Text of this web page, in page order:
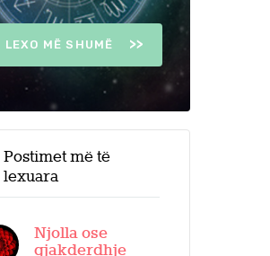
LEXO MË SHUMË
Postimet më të
lexuara
Njolla ose
gjakderdhje